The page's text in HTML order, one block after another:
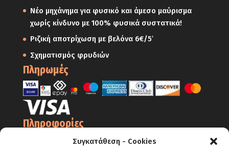
Συγκατάθεση - Cookies
Νέο μηχάνημα για φυσικό και άμεσο μαύρισμα
χωρίς κίνδυνο με 100% φυσικά συστατικά!
Ριζική αποτρίχωση με βελόνα 6€/5′
Σχηματισμός φρυδιών
Πληρωμές
Πληροφορίες
Ο Λογαριασμός μου